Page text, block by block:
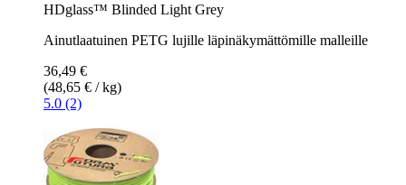
HDglass™ Blinded Light Grey
Ainutlaatuinen PETG lujille läpinäkymättömille malleille
36,49 €
(48,65 € / kg)
5.0 (2)